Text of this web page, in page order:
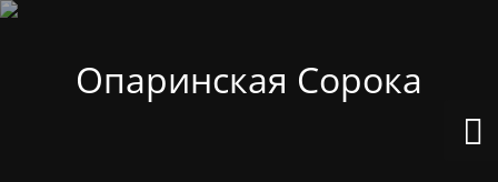
Опаринская Сорока